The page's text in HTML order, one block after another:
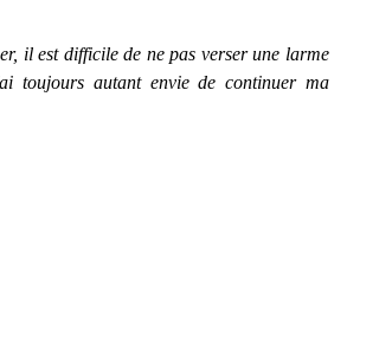
il est difficile de ne pas verser une larme
toujours autant envie de continuer ma